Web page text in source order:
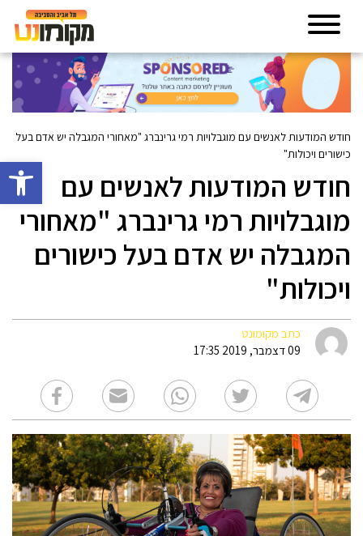
פתח
חודש המודעות לאנשים עם מוגבלויות רמי גרינברג "מאחורי המגבלה יש אדם בעל
כישורים ויכולות"
חודש המודעות לאנשים עם
מוגבלויות רמי גרינברג "מאחורי
המגבלה יש אדם בעל כישורים
ויכולות"
כתב מקומונט
09 דצמבר, 2019 17:35